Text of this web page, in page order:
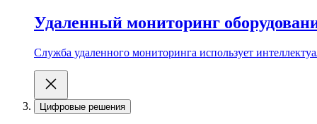
Удаленный мониторинг
Служба удаленного мониторинга использует
Цифровые решения